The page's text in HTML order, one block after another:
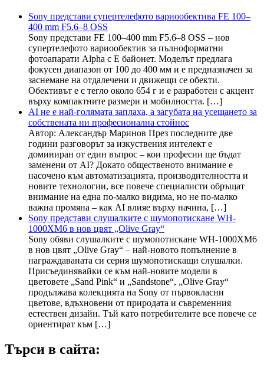
Sony представи супертелефото вариообектива FE 100–
400 mm F5.6–8 OSS
Sony представи FE 100–400 mm F5.6–8 OSS – нов
супертелефото вариообектив за пълноформатни
фотоапарати Alpha с E байонет. Моделът предлага
фокусен диапазон от 100 до 400 мм и е предназначен за
заснемане на отдалечени и движещи се обекти.
Обективът е с тегло около 654 г и е разработен с акцент
върху компактните размери и мобилността. […]
AI не е най-голямата заплаха, а загубата на усещането за
собствената ни професионална стойнос
Автор: Александър Маринов През последните две
години разговорът за изкуствения интелект е
доминиран от един въпрос – кои професии ще бъдат
заменени от AI? Докато общественото внимание е
насочено към автоматизацията, производителността и
новите технологии, все повече специалисти обръщат
внимание на една по-малко видима, но не по-малко
важна промяна – как AI влияе върху начина, […]
Sony представи слушалките с шумопотискане WH-
1000XM6 в нов цвят „Olive Gray“
Sony обяви слушалките с шумопотискане WH-1000XM6
в нов цвят „Olive Gray“ – най-новото попълнение в
награждаваната си серия шумопотискащи слушалки.
Присъединявайки се към най-новите модели в
цветовете „Sand Pink“ и „Sandstone“, „Olive Gray“
продължава колекцията на Sony от първокласни
цветове, вдъхновени от природата и съвременния
естествен дизайн. Тъй като потребителите все повече се
ориентират към […]
Търси в сайта: